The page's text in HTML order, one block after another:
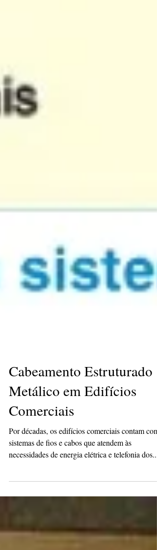
Cabeamento Estruturado
Metálico em Edifícios
Comerciais
Por décadas, os edifícios comerciais contam com
sistemas de fios e cabos que atendem às